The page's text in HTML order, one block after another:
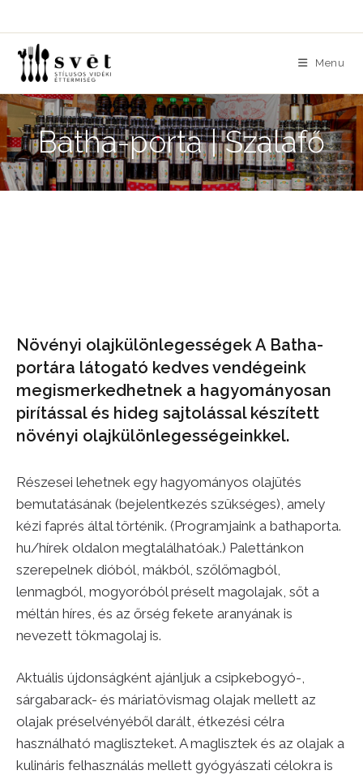
content
Menu
Batha-porta | Szalafő
Növényi olajkülönlegességek A Batha-
portára látogató kedves vendégeink
megismerkedhetnek a hagyományosan
pirítással és hideg sajtolással készített
növényi olajkülönlegességeinkkel.
Részesei lehetnek egy hagyományos olajütés
bemutatásának (bejelentkezés szükséges), amely
kézi faprés által történik. (Programjaink a bathaporta.
hu/hírek oldalon megtalálhatóak.) Palettánkon
szerepelnek dióból, mákból, szőlőmagból,
lenmagból, mogyoróból préselt magolajak, sőt a
méltán híres, és az őrség fekete aranyának is
nevezett tökmagolaj is.
Aktuális újdonságként ajánljuk a csipkebogyó-,
sárgabarack- és máriatövismag olajak mellett az
olajak préselvényéből darált, étkezési célra
használható magliszteket. A maglisztek és az olajak a
kulináris felhasználás mellett gyógyászati célokra is